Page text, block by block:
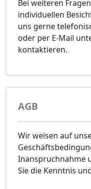
Bei weiteren
individuellen
uns gerne
oder per E-Mail
kontaktieren.
AGB
Wir weisen auf
Inanspruchnahme
Sie die Kenntnis